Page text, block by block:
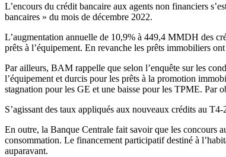
L’encours du crédit bancaire aux agents non financiers
bancaires » du mois de décembre 2022.
L’augmentation annuelle de 10,9% à 449,4 MMDH des
prêts à l’équipement. En revanche les prêts immobiliers
Par ailleurs, BAM rappelle que selon l’enquête sur les
l’équipement et durcis pour les prêts à la promotion
stagnation pour les GE et une baisse pour les TPME. Par
S’agissant des taux appliqués aux nouveaux crédits au
En outre, la Banque Centrale fait savoir que les concours
consommation. Le financement participatif destiné à
auparavant.